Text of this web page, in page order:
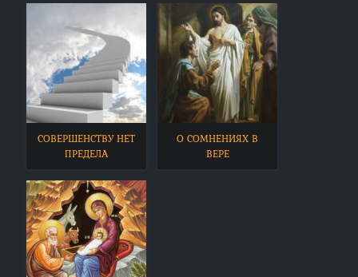
СОВЕРШЕНСТВУ НЕТ
ПРЕДЕЛА
О СОМНЕНИЯХ В
ВЕРЕ